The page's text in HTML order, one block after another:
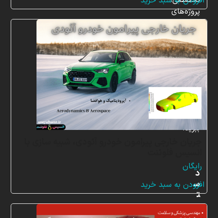
رایگان
افزودن به سبد خرید
پروژه‌های
شبیه
سازی
و
پشتیبانی
آنلاین
به
طور
کامل
بهره
ببرید.
د
س
ت
ر